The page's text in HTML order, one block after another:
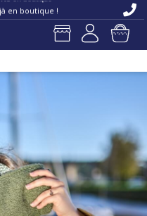
en boutique
en boutique !